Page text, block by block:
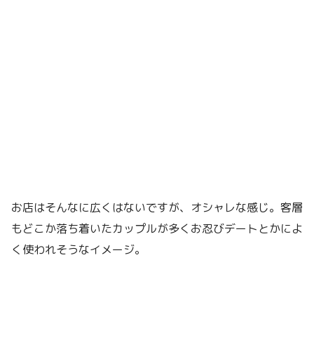
お店はそんなに広くはないですが、オシャレな感じ。客層
もどこか落ち着いたカップルが多くお忍びデートとかによ
く使われそうなイメージ。